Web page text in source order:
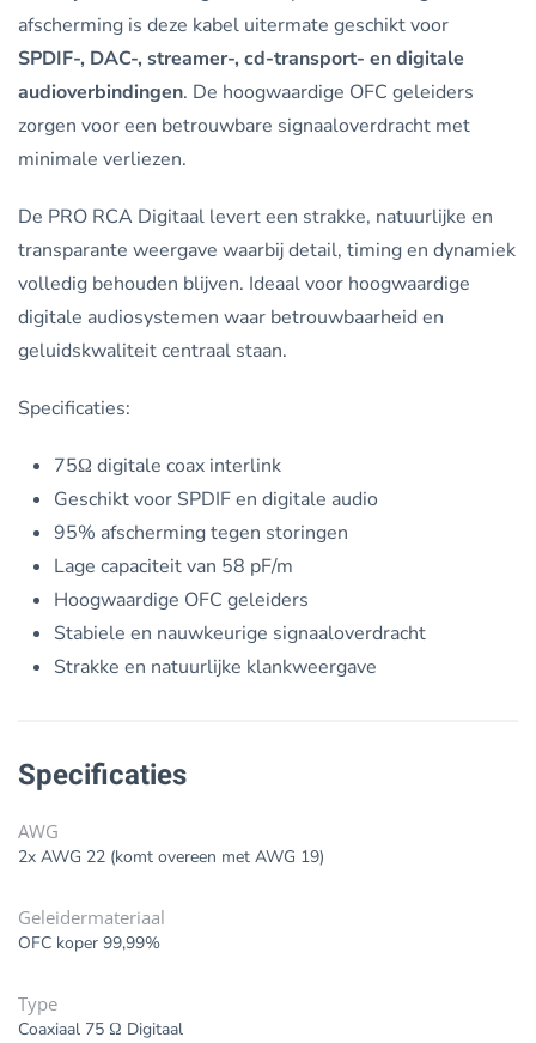
afscherming is deze kabel uitermate geschikt voor
SPDIF-, DAC-, streamer-, cd-transport- en digitale
audioverbindingen. De hoogwaardige OFC geleiders
zorgen voor een betrouwbare signaaloverdracht met
minimale verliezen.
De PRO RCA Digitaal levert een strakke, natuurlijke en
transparante weergave waarbij detail, timing en dynamiek
volledig behouden blijven. Ideaal voor hoogwaardige
digitale audiosystemen waar betrouwbaarheid en
geluidskwaliteit centraal staan.
Specificaties:
75Ω digitale coax interlink
Geschikt voor SPDIF en digitale audio
95% afscherming tegen storingen
Lage capaciteit van 58 pF/m
Hoogwaardige OFC geleiders
Stabiele en nauwkeurige signaaloverdracht
Strakke en natuurlijke klankweergave
Specificaties
AWG
2x AWG 22 (komt overeen met AWG 19)
Geleidermateriaal
OFC koper 99,99%
Type
Coaxiaal 75 Ω Digitaal